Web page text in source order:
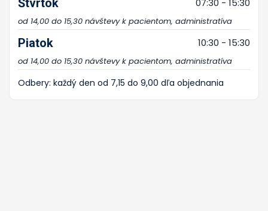
07:30 - 15:30
od 14,00 do 15,30 návštevy k pacientom, administratíva
Piatok 10:30 - 15:30
od 14,00 do 15,30 návštevy k pacientom, administratíva
Odbery: každý den od 7,15 do 9,00 dľa objednania